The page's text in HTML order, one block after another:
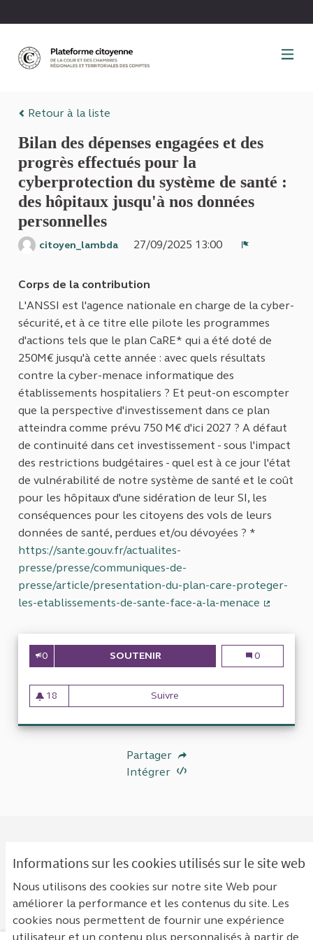
Informations sur les cookies utilisés sur le site web
Nous utilisons des cookies sur notre site Web pour
améliorer la performance et les contenus du site. Les
cookies nous permettent de fournir une expérience
utilisateur et un contenu plus personnalisés à partir de
Retour à la liste
Bilan des dépenses engagées et des
progrès effectués pour la
cyberprotection du système de santé :
des hôpitaux jusqu'à nos données
personnelles
citoyen_lambda
27/09/2025 13:00
Corps de la contribution
L'ANSSI est l'agence nationale en charge de la cyber-
sécurité, et à ce titre elle pilote les programmes
d'actions tels que le plan CaRE* qui a été doté de
250M€ jusqu'à cette année : avec quels résultats
contre la cyber-menace informatique des
établissements hospitaliers ? Et peut-on escompter
que la perspective d'investissement dans ce plan
atteindra comme prévu 750 M€ d'ici 2027 ? A défaut
de continuité dans cet investissement - sous l'impact
des restrictions budgétaires - quel est à ce jour l'état
de vulnérabilité de notre système de santé et le coût
pour les hôpitaux d'une sidération de leur SI, les
conséquences pour les citoyens des vols de leurs
données de santé, perdues et/ou dévoyées ? *
https://sante.gouv.fr/actualites-
presse/presse/communiques-de-
presse/article/presentation-du-plan-care-proteger-
les-etablissements-de-sante-face-a-la-menace
0 SOUTENIRBILAN DES DÉPENSESBilan des
0
18
18 abonnés
Suivre
Partager
Intégrer
0 COMMENTAIRE
Classement par : Les plus anciens